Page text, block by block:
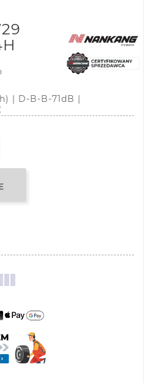
| D-B-B-71dB |